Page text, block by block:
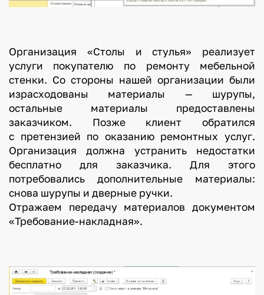
Организация «Столы и стулья» реализует
услуги покупателю по ремонту мебельной
стенки. Со стороны нашей организации были
израсходованы материалы — шурупы,
остальные материалы предоставлены
заказчиком. Позже клиент обратился
с претензией по оказанию ремонтных услуг.
Организация должна устранить недостатки
бесплатно для заказчика. Для этого
потребовались дополнительные материалы:
снова шурупы и дверные ручки.
Отражаем передачу материалов документом
«Требование-накладная».